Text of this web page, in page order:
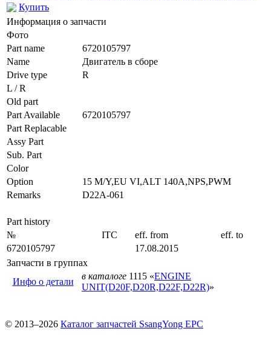
Купить
Информация о запчасти
Фото
Part name
6720105797
Name
Двигатель в сборе
Drive type
R
L / R
Old part
Part Available
6720105797
Part Replacable
Assy Part
Sub. Part
Color
Option
15 M/Y,EU VI,ALT 140A,NPS,PWM
Remarks
D22A-061
Part history
№
ITC eff. from
eff. to
6720105797
17.08.2015
Запчасти в группах
Инфо о детали
в каталоге 1115 «ENGINE
UNIT(D20F,D20R,D22F,D22R)»
© 2013–2026 Каталог запчастей SsangYong EPC